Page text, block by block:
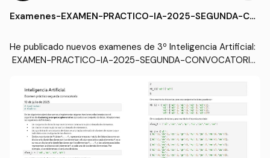
ware (US)
Examenes-EXAMEN-PRACTICO-IA-2025-SEGUNDA-CO
erativo-RESUELTO.pdf
He publicado nuevos examenes de 3º Inteligencia Artificial:
EXAMEN-PRACTICO-IA-2025-SEGUNDA-CONVOCATORIA